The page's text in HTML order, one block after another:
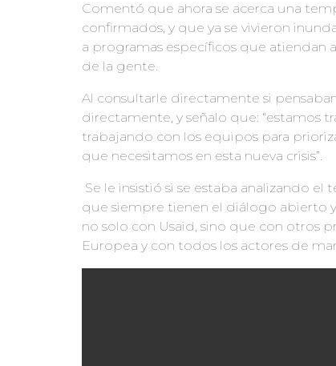
Comentó que ahora se acerca una
confirmados, y que ya se vivieron
a programas específicos que atiendan
de la gente.
Al consultarle directamente si
directamente, y señalo que: “estamos
trabajando con los equipos para
que necesitamos en esta nueva crisis”.
Se le insistió si se estaba analizando
que siempre tienen el diálogo abierto
no solo con Usaid, sino que con otros
Europea y con todos los actores de